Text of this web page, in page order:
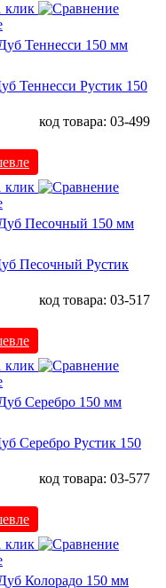
клик
Теннесси Рустик 150
код товара: 03-499
клик
Песочный Рустик
код товара: 03-517
клик
Серебро Рустик 150
код товара: 03-577
клик